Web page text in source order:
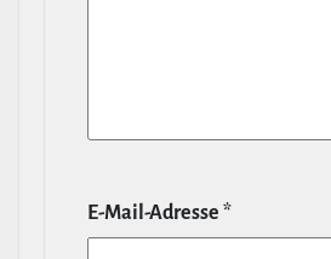
E‑Mail-​Adresse *